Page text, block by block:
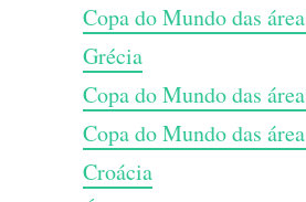
Copa do Mundo das
Grécia
Copa do Mundo das
Copa do Mundo das
Croácia